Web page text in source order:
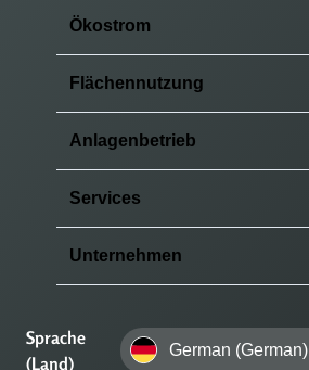
Ökostrom
Flächennutzung
Anlagenbetrieb
Services
Unternehmen
Sprache
(Land)
German (German)